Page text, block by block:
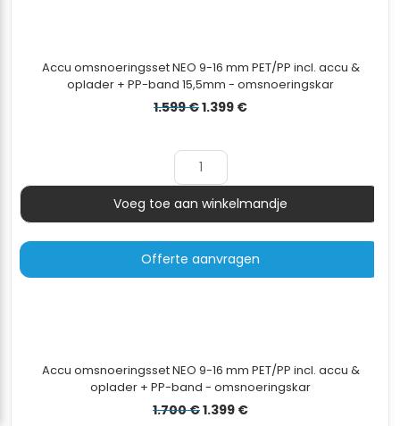
Accu omsnoeringsset NEO 9-16 mm PET/PP incl. accu &
oplader + PP-band 15,5mm - omsnoeringskar
1.599€Oorspronkelijke
1.599 €.
1.399 €Huidige
Aantal
Voeg toe aan winkelmandje
Offerte aanvragen
Accu omsnoeringsset NEO 9-16 mm PET/PP incl. accu &
oplader + PP-band - omsnoeringskar
1.700€Oorspronkelijke
1.399 €Huidige